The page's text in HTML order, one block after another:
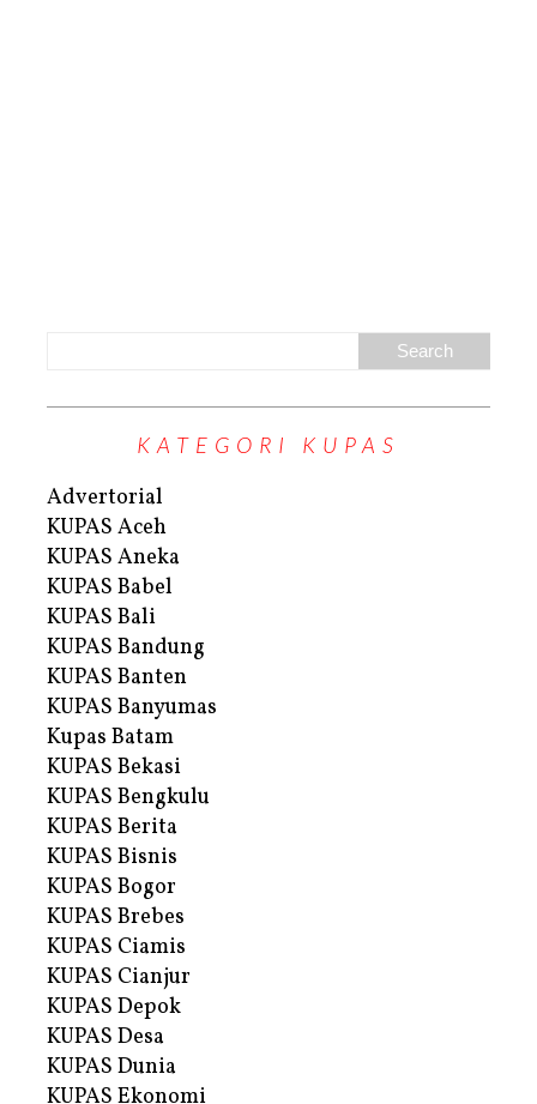
KATEGORI KUPAS
Advertorial
KUPAS Aceh
KUPAS Aneka
KUPAS Babel
KUPAS Bali
KUPAS Bandung
KUPAS Banten
KUPAS Banyumas
Kupas Batam
KUPAS Bekasi
KUPAS Bengkulu
KUPAS Berita
KUPAS Bisnis
KUPAS Bogor
KUPAS Brebes
KUPAS Ciamis
KUPAS Cianjur
KUPAS Depok
KUPAS Desa
KUPAS Dunia
KUPAS Ekonomi